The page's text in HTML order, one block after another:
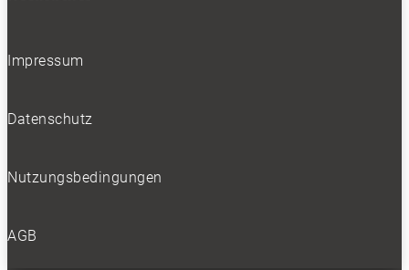
Impressum
Datenschutz
Nutzungsbedingungen
AGB